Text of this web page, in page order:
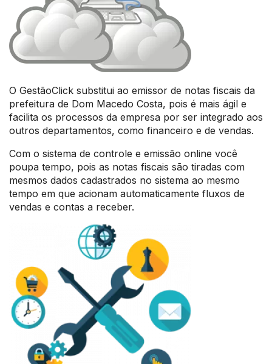
O GestãoClick substitui ao emissor de notas fiscais da
prefeitura de Dom Macedo Costa, pois é mais ágil e
facilita os processos da empresa por ser integrado aos
outros departamentos, como financeiro e de vendas.
Com o sistema de controle e emissão online você
poupa tempo, pois as notas fiscais são tiradas com
mesmos dados cadastrados no sistema ao mesmo
tempo em que acionam automaticamente fluxos de
vendas e contas a receber.